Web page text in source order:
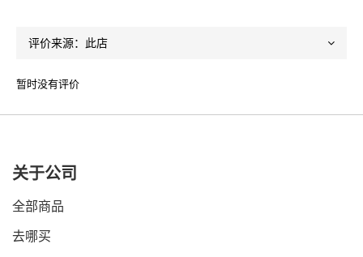
暂时没有评价
关于公司
全部商品
去哪买